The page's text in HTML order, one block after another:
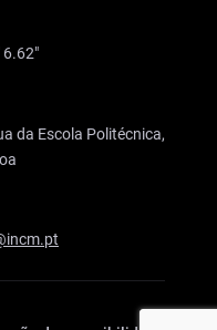
6.62"
da Escola Politécnica,